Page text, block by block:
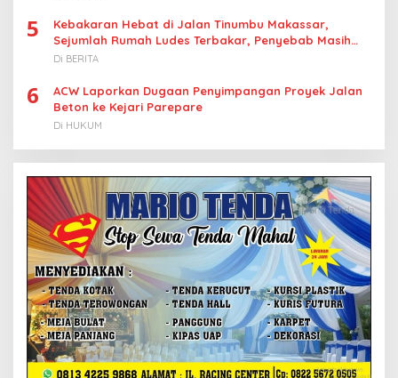
5
Kebakaran Hebat di Jalan Tinumbu Makassar,
Sejumlah Rumah Ludes Terbakar, Penyebab Masih
Diselidiki
Di BERITA
6
ACW Laporkan Dugaan Penyimpangan Proyek Jalan
Beton ke Kejari Parepare
Di HUKUM